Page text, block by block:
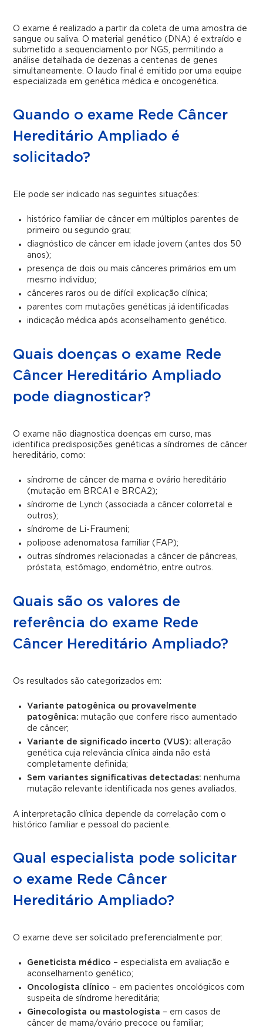
O exame é realizado a partir da coleta de uma amostra de
sangue ou saliva. O material genético (DNA) é extraído e
submetido a sequenciamento por NGS, permitindo a
análise detalhada de dezenas a centenas de genes
simultaneamente. O laudo final é emitido por uma equipe
especializada em genética médica e oncogenética.
Quando o exame Rede Câncer
Hereditário Ampliado é
solicitado?
Ele pode ser indicado nas seguintes situações:
histórico familiar de câncer em múltiplos parentes de
primeiro ou segundo grau;
diagnóstico de câncer em idade jovem (antes dos 50
anos);
presença de dois ou mais cânceres primários em um
mesmo indivíduo;
cânceres raros ou de difícil explicação clínica;
parentes com mutações genéticas já identificadas
indicação médica após aconselhamento genético.
Quais doenças o exame Rede
Câncer Hereditário Ampliado
pode diagnosticar?
O exame não diagnostica doenças em curso, mas
identifica predisposições genéticas a síndromes de câncer
hereditário, como:
síndrome de câncer de mama e ovário hereditário
(mutação em BRCA1 e BRCA2);
síndrome de Lynch (associada a câncer colorretal e
outros);
síndrome de Li-Fraumeni;
polipose adenomatosa familiar (FAP);
outras síndromes relacionadas a câncer de pâncreas,
próstata, estômago, endométrio, entre outros.
Quais são os valores de
referência do exame Rede
Câncer Hereditário Ampliado?
Os resultados são categorizados em:
Variante patogênica ou provavelmente
patogênica: mutação que confere risco aumentado
de câncer;
Variante de significado incerto (VUS): alteração
genética cuja relevância clínica ainda não está
completamente definida;
Sem variantes significativas detectadas: nenhuma
mutação relevante identificada nos genes avaliados.
A interpretação clínica depende da correlação com o
histórico familiar e pessoal do paciente.
Qual especialista pode solicitar
o exame Rede Câncer
Hereditário Ampliado?
O exame deve ser solicitado preferencialmente por:
Geneticista médico – especialista em avaliação e
aconselhamento genético;
Oncologista clínico – em pacientes oncológicos com
suspeita de síndrome hereditária;
Ginecologista ou mastologista – em casos de
câncer de mama/ovário precoce ou familiar;